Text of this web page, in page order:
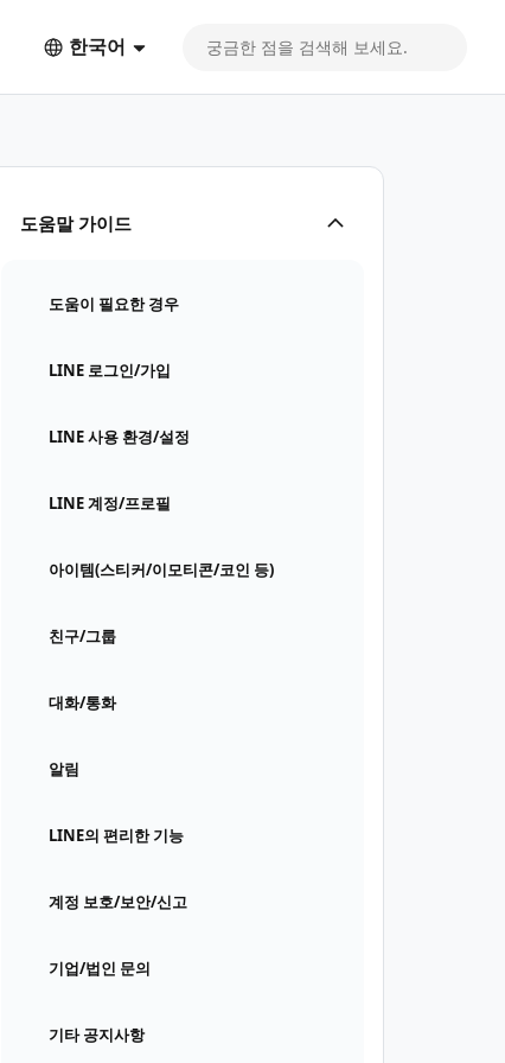
한국어
도움말 가이드
도움이 필요한 경우
LINE 로그인/가입
LINE 사용 환경/설정
LINE 계정/프로필
아이템(스티커/이모티콘/코인 등)
친구/그룹
대화/통화
알림
LINE의 편리한 기능
계정 보호/보안/신고
기업/법인 문의
기타 공지사항